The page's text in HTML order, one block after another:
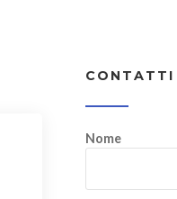
CONTATTI
Nome